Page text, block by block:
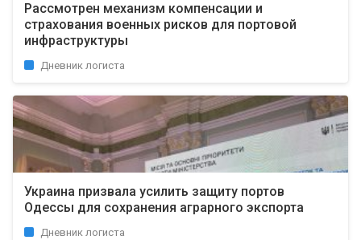
Рассмотрен механизм компенсации и
страхования военных рисков для портовой
инфраструктуры
Дневник логиста
Украина призвала усилить защиту портов
Одессы для сохранения аграрного экспорта
Дневник логиста